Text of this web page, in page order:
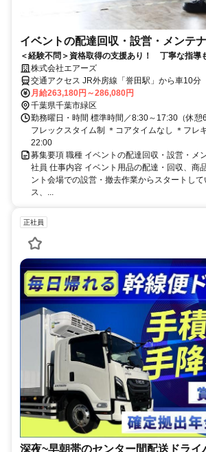
イベントの配達回収・設営・メンテ
＜経験不問＞資格取得の支援あり！ 丁寧な指導
スタートできます。
株式会社エアーズ
交通アクセス JR外房線「誉田駅」から車10分
月給263,180円～286,080円
千葉県千葉市緑区
勤務曜日・時間 標準時間／8:30～17:30（休
フレックスタイム制 ＊コアタイムなし ＊フレ
22:00
募集要項 職種 イベントの配達回収・設営・メ
社員 仕事内容 イベント用品の配達・回収、商
ント会場での設営・撤去作業からスタートし
ス、...
正社員
深夜~早朝帯のセンター間配送ドライ